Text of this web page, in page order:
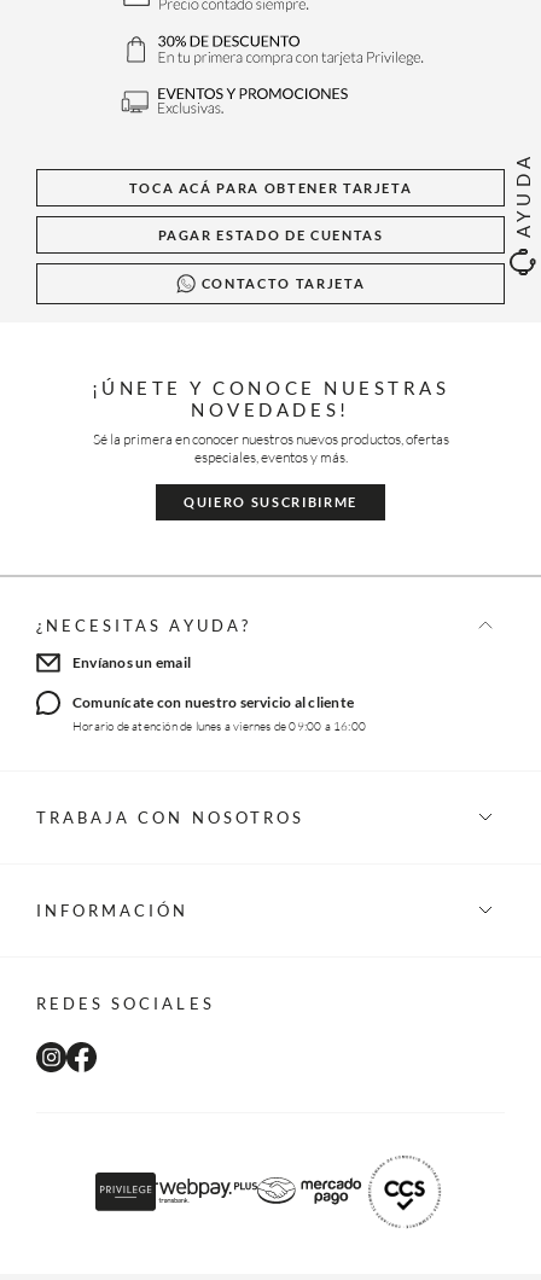
AYUDA
TOCA ACÁ PARA OBTENER TARJETA
PAGAR ESTADO DE CUENTAS
CONTACTO TARJETA
¡ÚNETE Y CONOCE NUESTRAS
NOVEDADES!
Sé la primera en conocer nuestros nuevos productos, ofertas
especiales, eventos y más.
QUIERO SUSCRIBIRME
¿NECESITAS AYUDA?
Envíanos un email
Comunícate con nuestro servicio al cliente
Horario de atención de lunes a viernes de 09:00 a 16:00
TRABAJA CON NOSOTROS
INFORMACIÓN
REDES SOCIALES